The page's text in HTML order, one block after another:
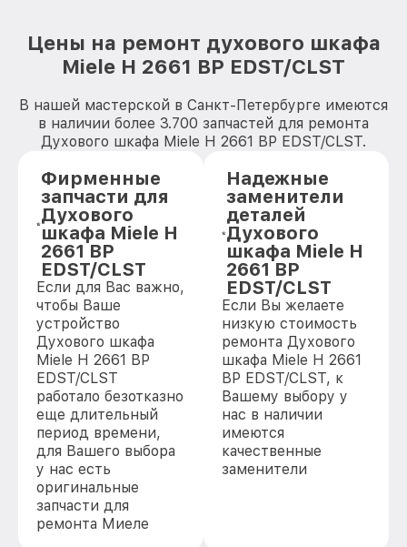
Цены на ремонт духового шкафа
Miele H 2661 BP EDST/CLST
В нашей мастерской в Санкт-Петербурге имеются
в наличии более 3.700 запчастей для ремонта
Духового шкафа Miele H 2661 BP EDST/CLST.
Фирменные
запчасти для
Духового
шкафа Miele H
2661 BP
EDST/CLST
Если для Вас важно,
чтобы Ваше
устройство
Духового шкафа
Miele H 2661 BP
EDST/CLST
работало безотказно
еще длительный
период времени,
для Вашего выбора
у нас есть
оригинальные
запчасти для
ремонта Миеле
Надежные
заменители
деталей
Духового
шкафа Miele H
2661 BP
EDST/CLST
Если Вы желаете
низкую стоимость
ремонта Духового
шкафа Miele H 2661
BP EDST/CLST, к
Вашему выбору у
нас в наличии
имеются
качественные
заменители